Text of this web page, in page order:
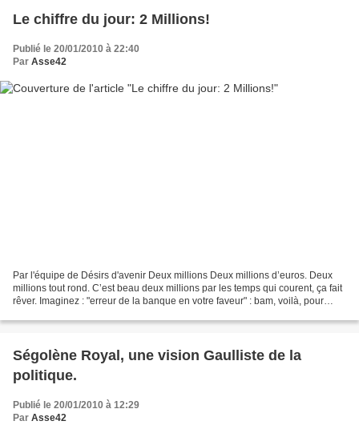
Le chiffre du jour: 2 Millions!
Publié le 20/01/2010 à 22:40
Par Asse42
Par l'équipe de Désirs d'avenir Deux millions Deux millions d’euros. Deux
millions tout rond. C’est beau deux millions par les temps qui courent, ça fait
rêver. Imaginez : "erreur de la banque en votre faveur" : bam, voilà, pour
Ségolène Royal, une vision Gaulliste de la
politique.
Publié le 20/01/2010 à 12:29
Par Asse42